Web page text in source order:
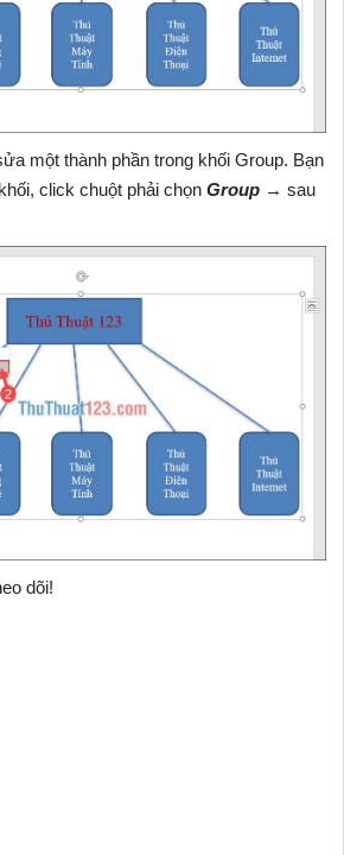
một thành phần trong khối Group. Bạn
click chuột phải chọnGroup → sau
dõi!